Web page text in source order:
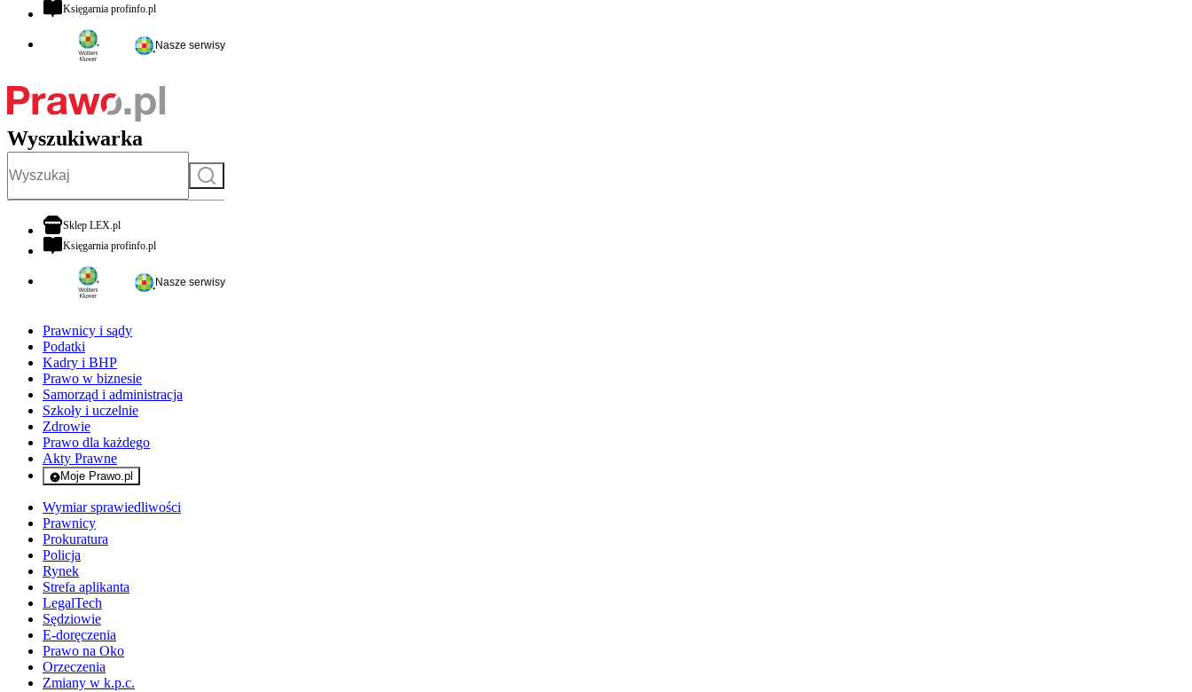
Księgarnia profinfo.plotwiera się w nowej karcie
Nasze serwisy
Wyszukiwarka
Szukaj
Sklep LEX.plotwiera się w nowej karcie
Księgarnia profinfo.plotwiera się w nowej karcie
Nasze serwisy
Prawnicy i sądy
Podatki
Kadry i BHP
Prawo w biznesie
Samorząd i administracja
Szkoły i uczelnie
Zdrowie
Prawo dla każdego
Akty Prawne
Moje Prawo.pl
- rejestracja i logowanie do serwisu
Wymiar sprawiedliwości
Prawnicy
Prokuratura
Policja
Rynek
Strefa aplikanta
LegalTech
Sędziowie
E-doręczenia
Prawo na Oko
Orzeczenia
Zmiany w k.p.c.